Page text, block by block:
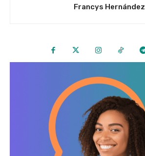
Francys Hernández